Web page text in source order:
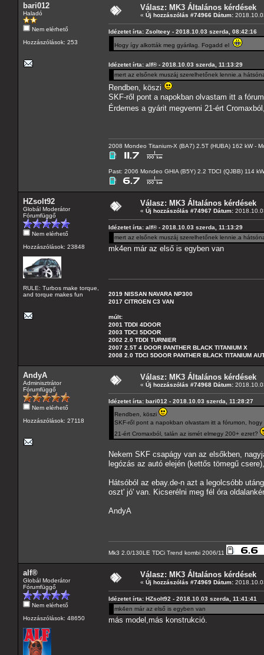
bari012
Haladó
Nem elérhető
Hozzászólások: 253
Válasz: MK3 Általános kérdések
« Új hozzászólás #74966 Dátum:
Idézetet írta: Zsolteey - 2018.10.03 szerda, 08:42:16
Hogy így alkották meg gyárilag. Fogadd el
Idézetet írta: alf® - 2018.10.03 szerda, 11:13:29
mert az elsőnek muszáj szerelhetőnek lennie.a
Rendben, köszi
SKF-ről pont a napokban olvastam itt a
Érdemes a gyárit megvenni 21-ért
2008 Mondeo Titanium-X (BA7) 2.5T (HUBA) 162 kW -
Past: 2006 Mondeo GHIA (B5Y) 2.2 TDCI (QJBB) 114
HZsolt92
Globál Moderátor
Fórumfüggő
Nem elérhető
Hozzászólások: 23848
RULE: Turbos make torque,
and torque makes fun
Válasz: MK3 Általános kérdések
« Új hozzászólás #74967 Dátum:
Idézetet írta: alf® - 2018.10.03 szerda, 11:13:29
mert az elsőnek muszáj szerelhetőnek lennie.a
mk4en már az első is egyben van
2019 NISSAN NAVARA NP300
2017 CITROEN C3 VAN
múlt:
2001 TDDI 4DOOR
2003 TDCI 5DOOR
2002 2.0 TDDI TURNIER
2007 2.5T 4 DOOR PANTHER BLACK TITANIUM X
2008 2.0 TDCI 5DOOR PANTHER BLACK TITANIUM
AndyA
Adminisztrátor
Fórumfüggő
Nem elérhető
Hozzászólások: 27118
Válasz: MK3 Általános kérdések
« Új hozzászólás #74968 Dátum:
Idézetet írta: bari012 - 2018.10.03 szerda, 11:28:27
Rendben, köszi
SKF-ről pont a napokban olvastam itt a fórumon,
21-ért Cromaxból, talán az ismét elmegy 200+ ezret?
Nekem SKF csapágy van az elsőkben,
legózás az autó elején (kettős tömegű
Hátsóból az ebay.de-n azt a legolcsóbb
oszt' jó' van. Kicserélni meg fél óra
AndyA
Mk3 2.0/130LE TDCi Trend kombi 2006/11
alf®
Globál Moderátor
Fórumfüggő
Nem elérhető
Hozzászólások: 48650
Válasz: MK3 Általános kérdések
« Új hozzászólás #74969 Dátum:
Idézetet írta: HZsolt92 - 2018.10.03 szerda, 11:41:41
mk4en már az első is egyben van
más model,más konstrukció.